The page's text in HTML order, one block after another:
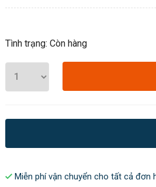
Tình trạng: Còn hàng
Miễn phí vận chuyển cho tất cả đơn